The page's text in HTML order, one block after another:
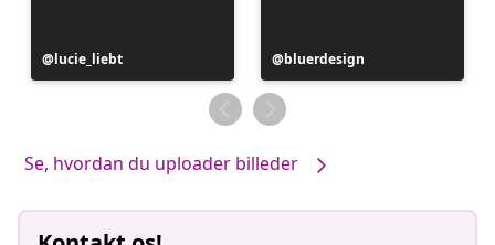
Opslag
offentliggjort
lucie_liebt
Opslag
offentliggjort
af
bluerdesign
Se, hvordan du uploader billeder